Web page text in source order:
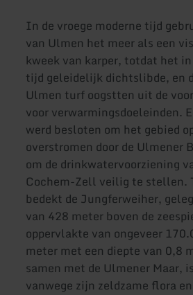
In de vroege moderne tijd
van Ulmen het meer als een
kweek van karper, totdat het
tijd geleidelijk dichtslibde, en
Ulmen turf oogstten uit de
voor verwarmingsdoeleinden.
werd besloten om het gebied
overstromen door de Ulmener
om de drinkwatervoorziening
Cochem-Zell veilig te stellen.
bedekt de Jungferweiher,
van 428 meter boven de
oppervlakte van ongeveer
meter met een diepte van 0,8
samen met de Ulmener Maar,
vanwege zijn zeldzame flora